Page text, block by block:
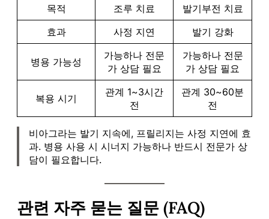
목적
조루 치료
발기부전 치료
효과
사정 지연 발기 강화
병용 가능성
가능하나 전문
가 상담 필요
가능하나 전문
가 상담 필요
복용 시기
관계 1~3시간
전
관계 30~60분
전
비아그라는 발기 지속에, 프릴리지는 사정 지연에 효
과. 병용 사용 시 시너지 가능하나 반드시 전문가 상
담이 필요합니다.
관련 자주 묻는 질문 (FAQ)